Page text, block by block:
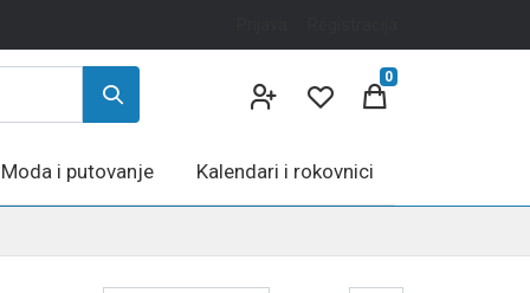
0
Moda i putovanje Kalendari i rokovnici